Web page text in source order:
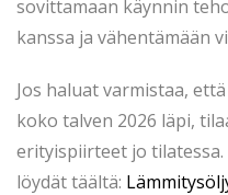
sovittamaan käynnin
kanssa ja vähentämään
Jos haluat varmistaa,
koko talven 2026 läpi,
erityispiirteet jo
löydät täältä: